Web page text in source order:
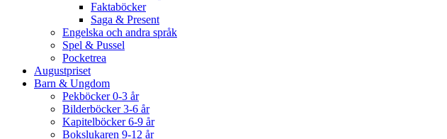
Faktaböcker
Saga & Present
Engelska och andra språk
Spel & Pussel
Pocketrea
Augustpriset
Barn & Ungdom
Pekböcker 0-3 år
Bilderböcker 3-6 år
Kapitelböcker 6-9 år
Bokslukaren 9-12 år